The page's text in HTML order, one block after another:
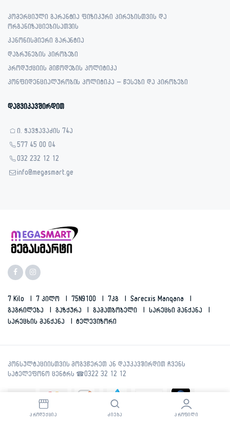
კომერციული გარანტია ფიზიკური პირებისთვის და
ორგანიზაციებისათვის
კანონისმიერი გარანტია
დაბრუნების პირობები
პროდუქციის მიწოდების პოლიტიკა
კონფიდენციალურობის პოლიტიკა – წესები და პირობები
დაგვიკავშირდით
ი. ჭავჭავაძის 74ა
577 45 00 04
032 232 12 12
info@megasmart.ge
7 Kilo 7 Კილო 75N9100 7კგ
Sarecxis Manqana
Გაგრილება
Გაზქურა Გამათბობელი
Სარეცხი Მანქანა
Სარეცხის Მანქანა
Ტელევიზორი
ᲞᲠᲝᲓᲣᲥᲪᲘᲐ ᲫᲘᲔᲑᲐ ᲞᲠᲝᲤᲘᲚᲘ